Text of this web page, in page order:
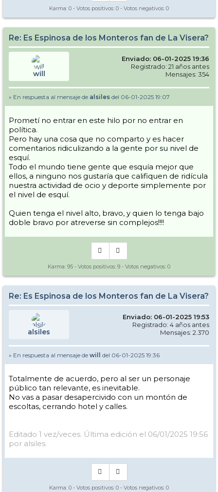
Karma: 0 - Votos positivos: 0 - Votos negativos: 0
Re: Es Espinosa de los Monteros fan de La Visera?
will
Enviado: 06-01-2025 19:36
Registrado: 21 años antes
Mensajes: 354
» En respuesta al mensaje de alsiles del 06-01-2025 19:07
Prometí no entrar en este hilo por no entrar en
política.
Pero hay una cosa que no comparto y es hacer
comentarios ridiculizando a la gente por su nivel de
esquí.
Todo el mundo tiene gente que esquía mejor que
ellos, a ninguno nos gustaría que califiquen de ridícula
nuestra actividad de ocio y deporte simplemente por
el nivel de esquí.
Quien tenga el nivel alto, bravo, y quien lo tenga bajo
doble bravo por atreverse sin complejos!!!!
Karma: 95 - Votos positivos: 9 - Votos negativos: 0
Re: Es Espinosa de los Monteros fan de La Visera?
alsiles
Enviado: 06-01-2025 19:53
Registrado: 4 años antes
Mensajes: 2.370
» En respuesta al mensaje de will del 06-01-2025 19:36
Totalmente de acuerdo, pero al ser un personaje
público tan relevante, es inevitable.
No vas a pasar desapercivido con un montón de
escoltas, cerrando hotel y calles.
Editado 1 vez/veces. Última edición el 06/01/2025 19:56
por alsiles.
Karma: 0 - Votos positivos: 0 - Votos negativos: 0